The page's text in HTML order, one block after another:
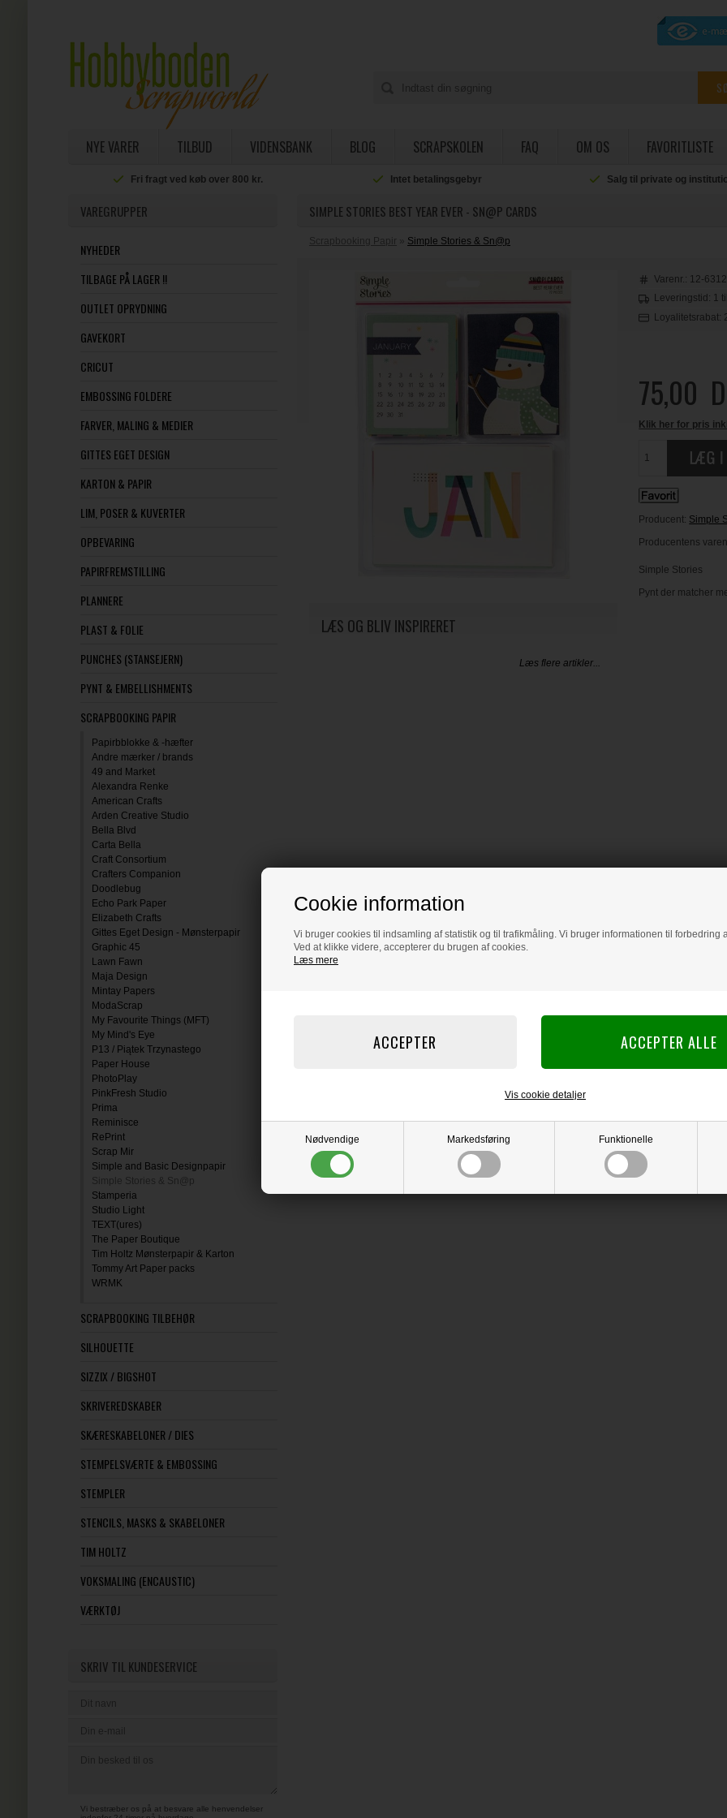
Cookie information
Vi bruger cookies til indsamling af statistik og til trafikmåling. Vi bruger informationen til forbedring
Ved at klikke videre, accepterer du brugen af cookies.
Læs mere
Nødvendige Markedsføring Funktionelle
Vis cookie detaljer
NYE VARER TILBUD VIDENSBANK BLOG SCRAPSKOLEN FAQ OM OS FAVORITLISTE
Fri fragt ved køb over 800 kr. Intet betalingsgebyr Salg til private og
VAREGRUPPER
NYHEDER
TILBAGE PÅ LAGER !!
OUTLET OPRYDNING
GAVEKORT
CRICUT
EMBOSSING FOLDERE
FARVER, MALING & MEDIER
GITTES EGET DESIGN
KARTON & PAPIR
LIM, POSER & KUVERTER
OPBEVARING
PAPIRFREMSTILLING
PLANNERE
PLAST & FOLIE
PUNCHES (STANSEJERN)
PYNT & EMBELLISHMENTS
SCRAPBOOKING PAPIR
Papirbblokke & -hæfter
Andre mærker / brands
49 and Market
Alexandra Renke
American Crafts
Arden Creative Studio
Bella Blvd
Carta Bella
Craft Consortium
Crafters Companion
Doodlebug
Echo Park Paper
Elizabeth Crafts
Gittes Eget Design - Mønsterpapir
Graphic 45
Lawn Fawn
Maja Design
Mintay Papers
ModaScrap
My Favourite Things (MFT)
My Mind's Eye
P13 / Piątek Trzynastego
Paper House
PhotoPlay
PinkFresh Studio
Prima
Reminisce
RePrint
Scrap Mir
Simple and Basic Designpapir
Simple Stories & Sn@p
Stamperia
Studio Light
TEXT(ures)
The Paper Boutique
Tim Holtz Mønsterpapir & Karton
Tommy Art Paper packs
WRMK
SCRAPBOOKING TILBEHØR
SILHOUETTE
SIZZIX / BIGSHOT
SKRIVEREDSKABER
SKÆRESKABELONER / DIES
STEMPELSVÆRTE & EMBOSSING
STEMPLER
STENCILS, MASKS & SKABELONER
TIM HOLTZ
VOKSMALING (ENCAUSTIC)
VÆRKTØJ
SKRIV TIL KUNDESERVICE
Vi bestræber os på at besvare alle henvendelser
SIMPLE STORIES BEST YEAR EVER - SN@P CARDS
Scrapbooking Papir » Simple Stories & Sn@p
Varenr.: 12-
Leveringstid: 1
Loyalitetsrabat:
75,00
Klik her for pris
Producent: Simple
Producentens
Simple Stories
Pynt der matcher
LÆS OG BLIV INSPIRERET
Læs flere artikler...